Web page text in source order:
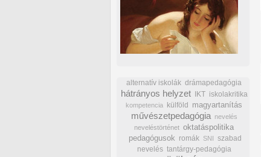
alternatív iskolák drámapedagógia
hátrányos helyzet IKT iskolakritika
kompetencia külföld magyartanítás
művészetpedagógia
nevelés
neveléstörténet oktatáspolitika
pedagógusok romák SNI szabad
nevelés tantárgy-pedagógia